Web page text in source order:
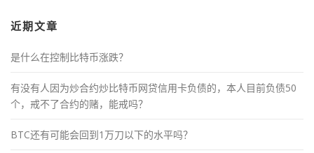
近期文章
是什么在控制比特币涨跌？
有没有人因为炒合约炒比特币网贷信用卡负债的，本人目前负债50
个，戒不了合约的赌，能戒吗？
BTC还有可能会回到1万刀以下的水平吗？